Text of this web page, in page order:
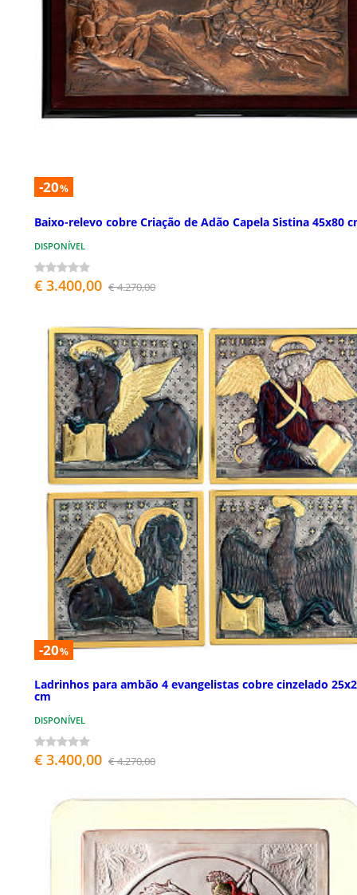
-20%
Baixo-relevo cobre Criação de Adão Capela Sistina 45x80
DISPONÍVEL
€ 3.400,00 € 4.270,00
-20%
Ladrinhos para ambão 4 evangelistas cobre cinzelado
cm
DISPONÍVEL
€ 3.400,00 € 4.270,00